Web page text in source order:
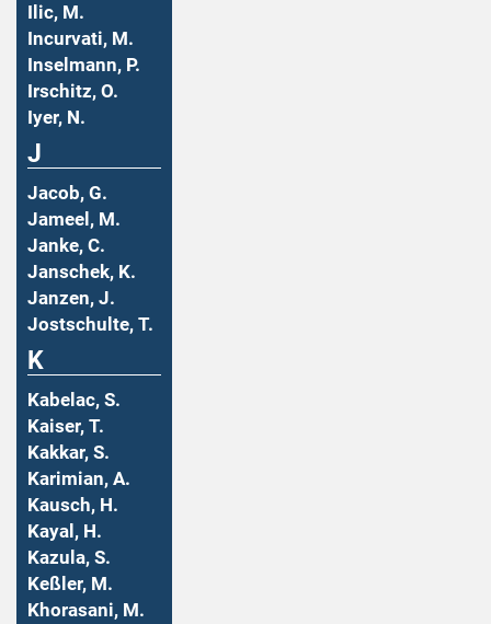
Ilic, M.
Incurvati, M.
Inselmann, P.
Irschitz, O.
Iyer, N.
J
Jacob, G.
Jameel, M.
Janke, C.
Janschek, K.
Janzen, J.
Jostschulte, T.
K
Kabelac, S.
Kaiser, T.
Kakkar, S.
Karimian, A.
Kausch, H.
Kayal, H.
Kazula, S.
Keßler, M.
Khorasani, M.